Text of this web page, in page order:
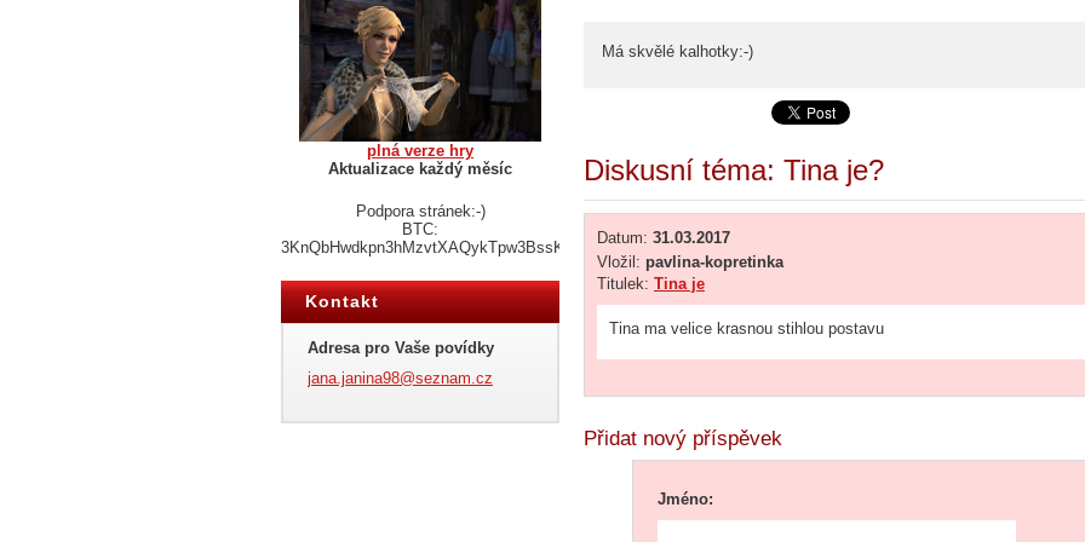
Má skvělé kalhotky:-)
Diskusní téma: Tina je?
Datum: 31.03.2017
Vložil: pavlina-kopretinka
Titulek: Tina je
Tina ma velice krasnou stihlou postavu
Přidat nový příspěvek
Jméno:
plná verze hry
Aktualizace každý měsíc
Podpora stránek:-)
BTC:
3KnQbHwdkpn3hMzvtXAQykTpw3BssKNY3N
Kontakt
Adresa pro Vaše povídky
jana.janina98@seznam.cz